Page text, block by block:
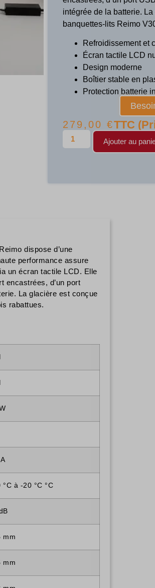
intégrée de la batterie. La
banquettes-lits Reimo
Refroidissement et
Écran tactile LCD
Design moderne
Boîtier stable en
Protection batterie
279,00€TTC
Ajouter au
dispose d’une
performance assure
un écran tactile LCD. Elle
encastrées, d’un port
La glacière est conçue
rabattues.
°C à -20 °C °C
mm
mm